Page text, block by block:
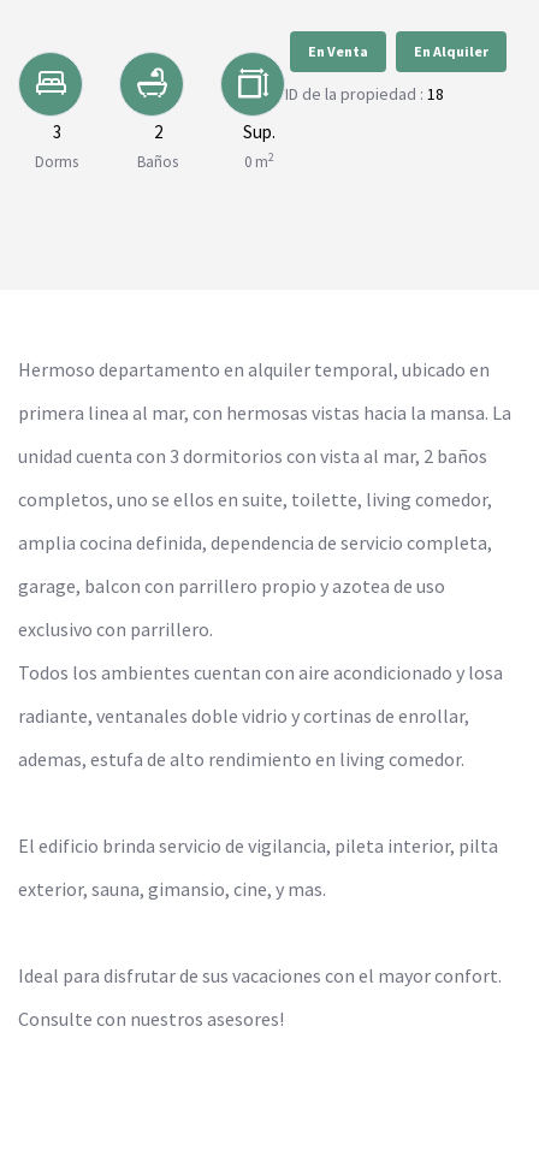
3
Dorms
2
Baños
Sup.
0 m2
En Venta En Alquiler
ID de la propiedad : 18
Hermoso departamento en alquiler temporal, ubicado en
primera linea al mar, con hermosas vistas hacia la mansa. La
unidad cuenta con 3 dormitorios con vista al mar, 2 baños
completos, uno se ellos en suite, toilette, living comedor,
amplia cocina definida, dependencia de servicio completa,
garage, balcon con parrillero propio y azotea de uso
exclusivo con parrillero.
Todos los ambientes cuentan con aire acondicionado y losa
radiante, ventanales doble vidrio y cortinas de enrollar,
ademas, estufa de alto rendimiento en living comedor.
El edificio brinda servicio de vigilancia, pileta interior, pilta
exterior, sauna, gimansio, cine, y mas.
Ideal para disfrutar de sus vacaciones con el mayor confort.
Consulte con nuestros asesores!